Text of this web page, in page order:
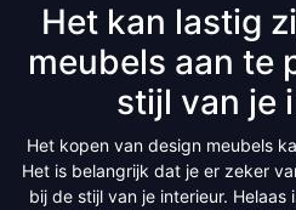
Het kan lastig
meubels aan te
stijl van je
Het kopen van design meubels
Het is belangrijk dat je er zeker
bij de stijl van je interieur.